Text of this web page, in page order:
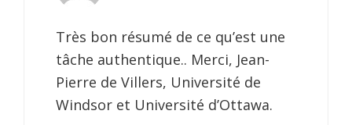
Très bon résumé de ce qu’est une
tâche authentique.. Merci, Jean-
Pierre de Villers, Université de
Windsor et Université d’Ottawa.